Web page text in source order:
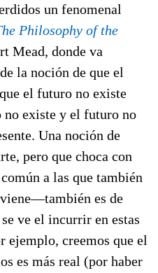
un fenomenal
Philosophy of the
Mead, donde va
la noción de que el
el futuro no existe
no existe y el futuro no
Una noción de
pero que choca con
a las que también
es de
ve el incurrir en estas
ejemplo, creemos que el
es más real (por haber